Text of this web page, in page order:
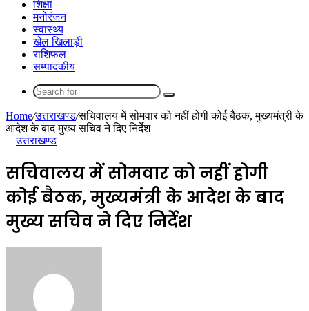
शिक्षा
मनोरंजन
स्वास्थ्य
खेल खिलाड़ी
राशिफल
सम्पादकीय
Search
for
Home/उत्तराखण्ड/सचिवालय में सोमवार को नहीं होगी कोई बैठक, मुख्यमंत्री के
आदेश के बाद मुख्य सचिव ने दिए निर्देश
उत्तराखण्ड
सचिवालय में सोमवार को नहीं होगी
कोई बैठक, मुख्यमंत्री के आदेश के बाद
मुख्य सचिव ने दिए निर्देश